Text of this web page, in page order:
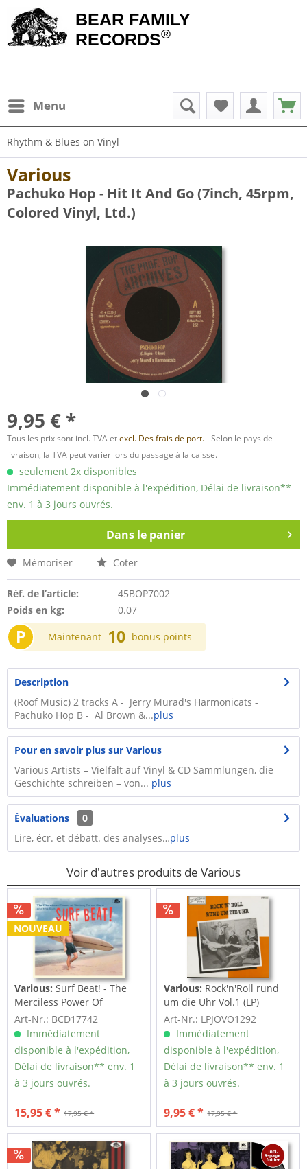
BEAR FAMILY
RECORDS®
Menu
Rhythm & Blues on Vinyl
Various
Pachuko Hop - Hit It And Go (7inch, 45rpm,
Colored Vinyl, Ltd.)
9,95 € *
Tous les prix sont incl. TVA etexcl. Des frais de port.- Selon le pays de
livraison, la TVA peut varier lors du passage à la caisse.
seulement 2x disponibles
Immédiatement disponible à l'expédition, Délai de livraison**
env. 1 à 3 jours ouvrés.
Dans le panier
Mémoriser Coter
Réf. de l’article:
45BOP7002
Poids en kg:
0.07
P Maintenant 10 bonus points
Description
(Roof Music) 2 tracks A - Jerry Murad's Harmonicats -
Pachuko Hop B - Al Brown &...plus
Pour en savoir plus sur Various
Various Artists – Vielfalt auf Vinyl & CD Sammlungen, die
Geschichte schreiben – von... plus
Évaluations
0
Lire, écr. et débatt. des analyses…plus
Voir d'autres produits de Various
NOUVEAU
Various:Surf Beat! - The
Merciless Power Of
Water,...
Art-Nr.: BCD17742
Immédiatement
disponible à l'expédition,
Délai de livraison** env. 1
à 3 jours ouvrés.
17,95 € *
15,95 € *
Various: Rock'n'Roll rund
um die Uhr Vol.1 (LP)
Art-Nr.: LPJOVO1292
Immédiatement
disponible à l'expédition,
Délai de livraison** env. 1
à 3 jours ouvrés.
17,95 € *
9,95 € *